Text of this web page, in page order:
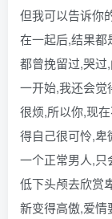
但我可以告诉你
在一起后,结果都
都曾挽留过,哭过
一开始,我还会觉
很烦,所以你,现
得自己很可怜,卑
一个正常男人,只
低下头颅去欣赏
新变得高傲,爱情